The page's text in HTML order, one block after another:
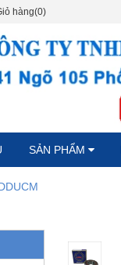
hàng(0)
SẢN PHẨM